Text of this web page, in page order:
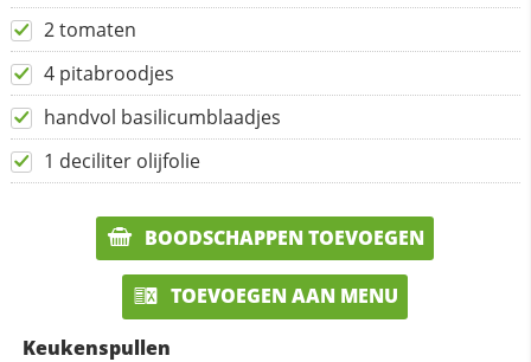
2 tomaten
4 pitabroodjes
handvol basilicumblaadjes
1 deciliter olijfolie
BOODSCHAPPEN TOEVOEGEN
TOEVOEGEN AAN MENU
Keukenspullen